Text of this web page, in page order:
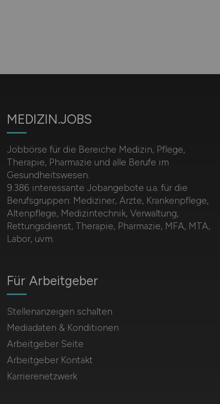
MEDIZIN.JOBS
Jobbörse für die Bereiche Medizin, Pflege,
Therapie, Pharmazie und alle Berufe im
Gesundheitswesen.
9.386 interessante Jobangebote u.a. für die
Berufsgruppen: Mediziner, Ärzte, Krankenpflege,
Altenpflege, Medizintechnik, Verwaltung,
Rettungsdienst, Therapie, Pharmazie, MFA, MTA,
Labor, uvm.
Für Arbeitgeber
Stellenanzeigen schalten
Mediadaten & Konditionen
Arbeitgeber Seite
Arbeitgeber Kontakt
Karrierenetzwerk